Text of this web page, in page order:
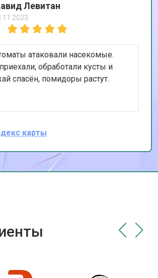
Левитан
атаковали насекомые.
обработали кусты и
спасён, помидоры растут.
карты